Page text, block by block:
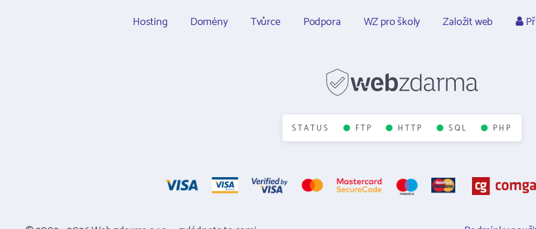
Hosting Domény Tvůrce Podpora WZ pro školy Založit web
STATUS FTP HTTP SQL PHP